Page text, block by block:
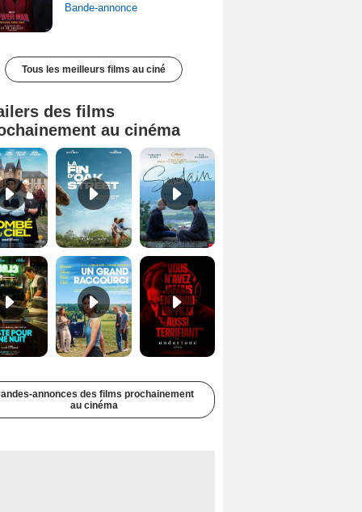
Bande-annonce
Tous les meilleurs films au ciné
des films
au cinéma
Tombé du ciel Bande-annonce VF La fin d’Oak Street Bande-annonce VO STFR
Juste pour une nuit Bande-annonce VO STFR Un grand raccourci Bande-annonce VF Undertone Bande-annonce VO STFR
annonces des films prochainement
au cinéma